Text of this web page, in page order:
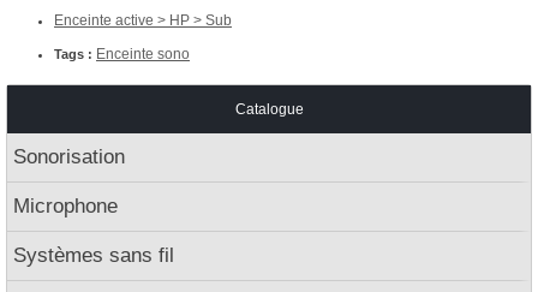
Enceinte active > HP > Sub
Tags : Enceinte sono
Catalogue
Sonorisation
Microphone
Systèmes sans fil